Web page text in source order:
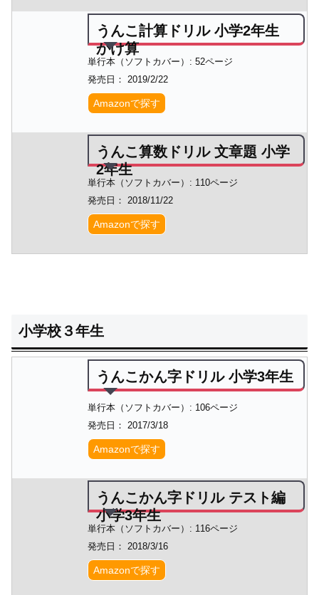
うんこ計算ドリル 小学2年生
かけ算
単行本（ソフトカバー）: 52ページ
発売日： 2019/2/22
Amazonで探す
うんこ算数ドリル 文章題 小学
2年生
単行本（ソフトカバー）: 110ページ
発売日： 2018/11/22
Amazonで探す
小学校３年生
うんこかん字ドリル 小学3年生
単行本（ソフトカバー）: 106ページ
発売日： 2017/3/18
Amazonで探す
うんこかん字ドリル テスト編
小学3年生
単行本（ソフトカバー）: 116ページ
発売日： 2018/3/16
Amazonで探す